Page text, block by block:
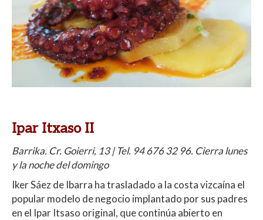
Ipar Itxaso II
Barrika. Cr. Goierri, 13 | Tel. 94 676 32 96. Cierra lunes
y la noche del domingo
Iker Sáez de Ibarra ha trasladado a la costa vizcaína el
popular modelo de negocio implantado por sus padres
en el Ipar Itsaso original, que continúa abierto en